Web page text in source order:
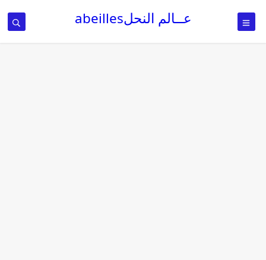
عــالم النحلabeilles